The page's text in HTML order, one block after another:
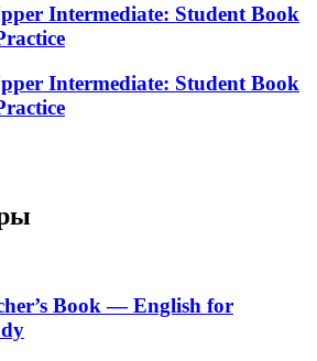
Intermediate: Student Book
Intermediate: Student Book
Book — English for